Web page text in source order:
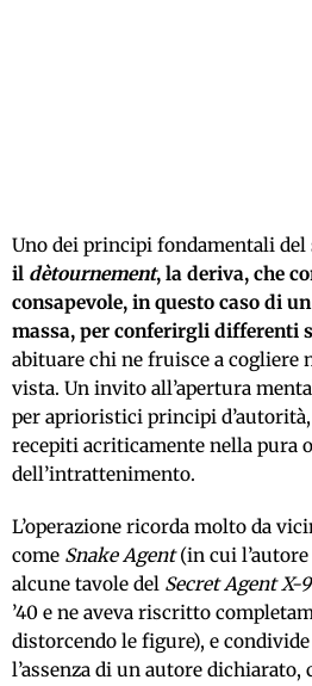
Uno dei principi fondamentali
il dètournement, la deriva, che
consapevole, in questo caso di
massa, per conferirgli differenti
abituare chi ne fruisce a
vista. Un invito all’apertura
per aprioristici principi
recepiti acriticamente nella pura
dell’intrattenimento.
L’operazione ricorda molto da
come Snake Agent(in cui
alcune tavole del Secret Agent X-9
’40 e ne aveva riscritto
distorcendo le figure), e condivide
l’assenza di un autore dichiarato,